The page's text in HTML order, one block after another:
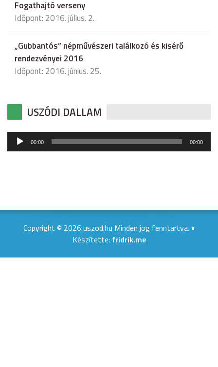
Fogathajtó verseny
Időpont: 2016. július. 2.
„Gubbantós” népművészeri találkozó és kisérő
rendezvényei 2016
Időpont: 2016. június. 25.
USZÓDI DALLAM
Audió
lejátszó
00:00 00:00
Copyright © 2026 uszod.hu Minden jog fenntartva. •
Készítette: fridrik.me